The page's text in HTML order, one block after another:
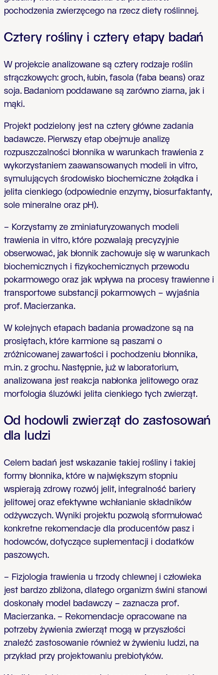
pochodzenia zwierzęcego na rzecz diety roślinnej.
Cztery rośliny i cztery etapy badań
W projekcie analizowane są cztery rodzaje roślin
strączkowych: groch, łubin, fasola (faba beans) oraz
soja. Badaniom poddawane są zarówno ziarna, jak i
mąki.
Projekt podzielony jest na cztery główne zadania
badawcze. Pierwszy etap obejmuje analizę
rozpuszczalności błonnika w warunkach trawienia z
wykorzystaniem zaawansowanych modeli in vitro,
symulujących środowisko biochemiczne żołądka i
jelita cienkiego (odpowiednie enzymy, biosurfaktanty,
sole mineralne oraz pH).
– Korzystamy ze zminiaturyzowanych modeli
trawienia in vitro, które pozwalają precyzyjnie
obserwować, jak błonnik zachowuje się w warunkach
biochemicznych i fizykochemicznych przewodu
pokarmowego oraz jak wpływa na procesy trawienne i
transportowe substancji pokarmowych – wyjaśnia
prof. Macierzanka.
W kolejnych etapach badania prowadzone są na
prosiętach, które karmione są paszami o
zróżnicowanej zawartości i pochodzeniu błonnika,
m.in. z grochu. Następnie, już w laboratorium,
analizowana jest reakcja nabłonka jelitowego oraz
morfologia śluzówki jelita cienkiego tych zwierząt.
Od hodowli zwierząt do zastosowań
dla ludzi
Celem badań jest wskazanie takiej rośliny i takiej
formy błonnika, które w największym stopniu
wspierają zdrowy rozwój jelit, integralność bariery
jelitowej oraz efektywne wchłanianie składników
odżywczych. Wyniki projektu pozwolą sformułować
konkretne rekomendacje dla producentów pasz i
hodowców, dotyczące suplementacji i dodatków
paszowych.
– Fizjologia trawienia u trzody chlewnej i człowieka
jest bardzo zbliżona, dlatego organizm świni stanowi
doskonały model badawczy – zaznacza prof.
Macierzanka. – Rekomendacje opracowane na
potrzeby żywienia zwierząt mogą w przyszłości
znaleźć zastosowanie również w żywieniu ludzi, na
przykład przy projektowaniu prebiotyków.